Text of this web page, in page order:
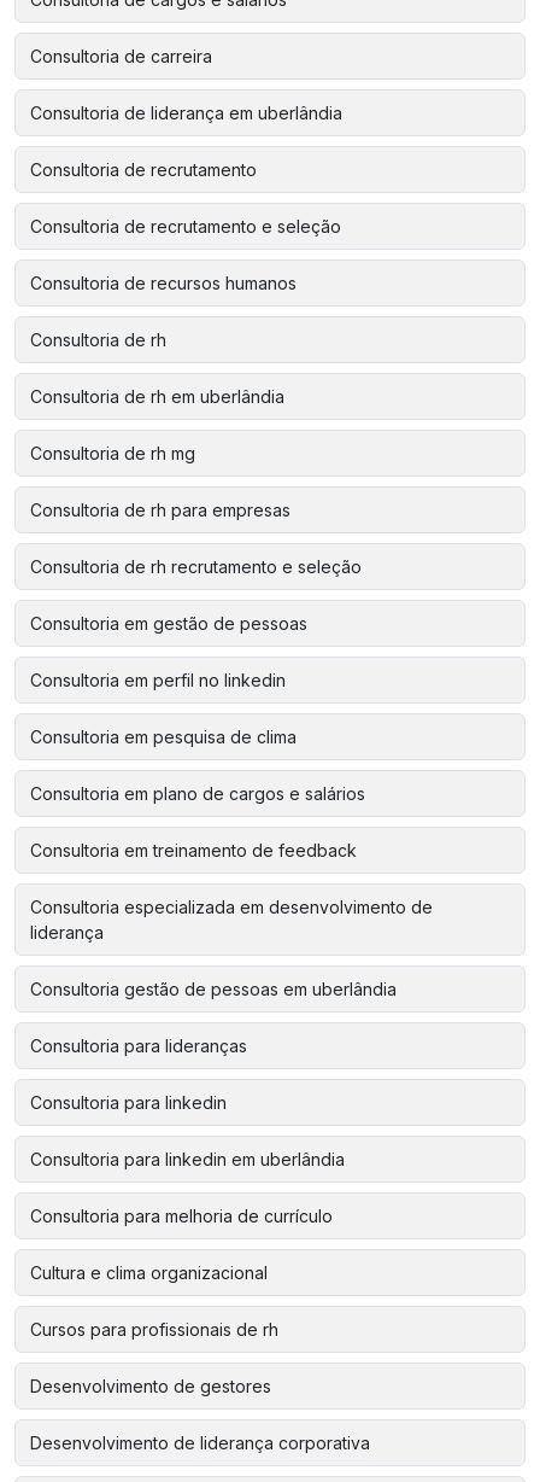
Consultoria de carreira
Consultoria de liderança em uberlândia
Consultoria de recrutamento
Consultoria de recrutamento e seleção
Consultoria de recursos humanos
Consultoria de rh
Consultoria de rh em uberlândia
Consultoria de rh mg
Consultoria de rh para empresas
Consultoria de rh recrutamento e seleção
Consultoria em gestão de pessoas
Consultoria em perfil no linkedin
Consultoria em pesquisa de clima
Consultoria em plano de cargos e salários
Consultoria em treinamento de feedback
Consultoria especializada em desenvolvimento de
liderança
Consultoria gestão de pessoas em uberlândia
Consultoria para lideranças
Consultoria para linkedin
Consultoria para linkedin em uberlândia
Consultoria para melhoria de currículo
Cultura e clima organizacional
Cursos para profissionais de rh
Desenvolvimento de gestores
Desenvolvimento de liderança corporativa